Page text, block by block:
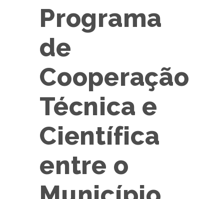
Programa
de
Cooperação
Técnica e
Científica
entre o